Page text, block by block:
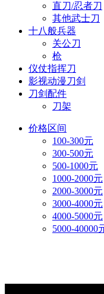
直刀/忍者刀
其他武士刀
十八般兵器
关公刀
枪
仪仗指挥刀
影视动漫刀剑
刀剑配件
刀架
价格区间
100-300元
300-500元
500-1000元
1000-2000元
2000-3000元
3000-4000元
4000-5000元
5000-40000